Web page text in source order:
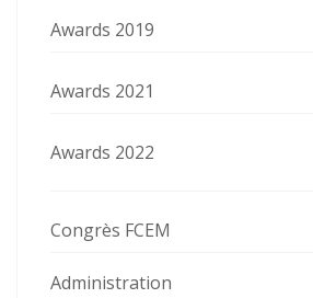
Awards 2019
Awards 2021
Awards 2022
Congrès FCEM
Administration